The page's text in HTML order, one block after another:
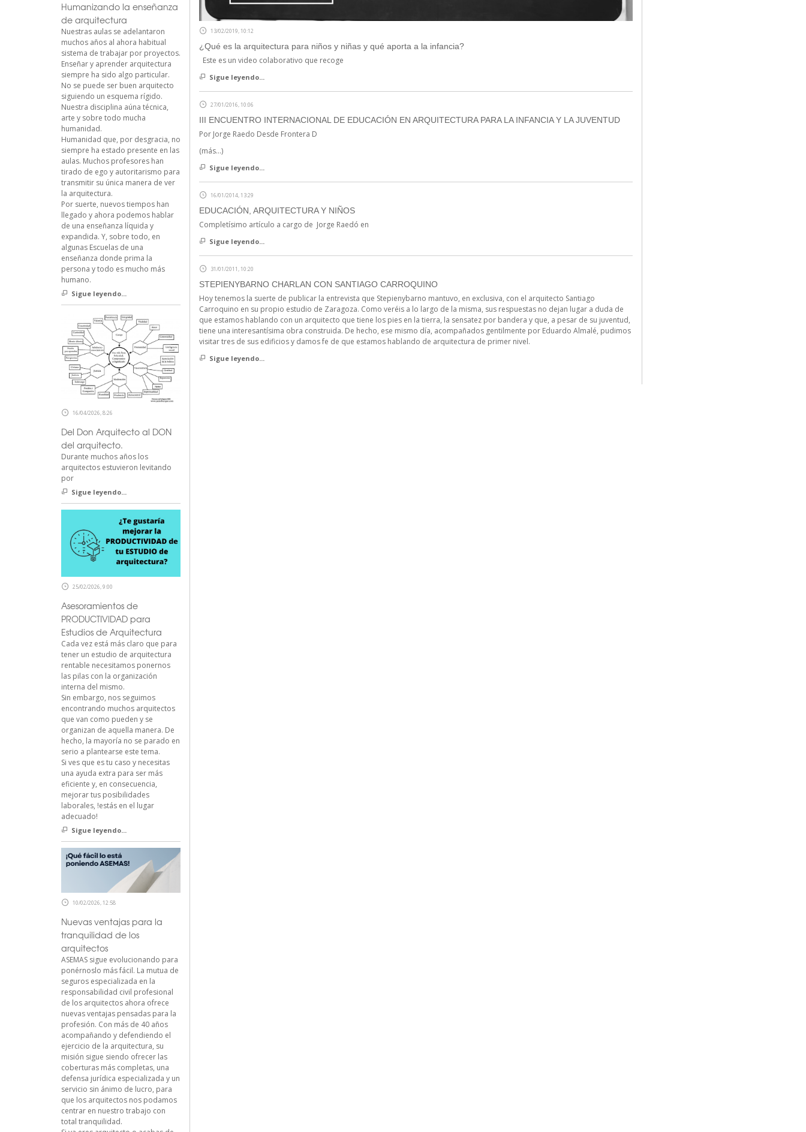
13/02/2019, 10:12
¿Qué es la arquitectura para niños y niñas y qué aporta a la infancia?
Este es un video colaborativo que recoge
Sigue leyendo...
27/01/2016, 10:06
III ENCUENTRO INTERNACIONAL DE EDUCACIÓN EN ARQUITECTURA PARA LA INFANCIA Y LA JUVENTUD
Por Jorge Raedo Desde Frontera D
(más…)
Sigue leyendo...
16/01/2014, 13:29
EDUCACIÓN, ARQUITECTURA Y NIÑOS
Completísimo artículo a cargo de Jorge Raedó en
Sigue leyendo...
31/01/2011, 10:20
STEPIENYBARNO CHARLAN CON SANTIAGO CARROQUINO
Hoy tenemos la suerte de publicar la entrevista que Stepienybarno mantuvo, en exclusiva, con el arquitecto Santiago
Carroquino en su propio estudio de Zaragoza. Como veréis a lo largo de la misma, sus respuestas no dejan lugar a duda de
que estamos hablando con un arquitecto que tiene los pies en la tierra, la sensatez por bandera y que, a pesar de su juventud,
tiene una interesantísima obra construida. De hecho, ese mismo día, acompañados gentilmente por Eduardo Almalé, pudimos
visitar tres de sus edificios y damos fe de que estamos hablando de arquitectura de primer nivel.
Sigue leyendo...
Humanizando la enseñanza
de arquitectura
Nuestras aulas se adelantaron
muchos años al ahora habitual
sistema de trabajar por proyectos.
Enseñar y aprender arquitectura
siempre ha sido algo particular.
No se puede ser buen arquitecto
siguiendo un esquema rígido.
Nuestra disciplina aúna técnica,
arte y sobre todo mucha
humanidad.
Humanidad que, por desgracia, no
siempre ha estado presente en las
aulas. Muchos profesores han
tirado de ego y autoritarismo para
transmitir su única manera de ver
la arquitectura.
Por suerte, nuevos tiempos han
llegado y ahora podemos hablar
de una enseñanza líquida y
expandida. Y, sobre todo, en
algunas Escuelas de una
enseñanza donde prima la
persona y todo es mucho más
humano.
Sigue leyendo...
16/04/2026, 8:26
Del Don Arquitecto al DON
del arquitecto.
Durante muchos años los
arquitectos estuvieron levitando
por
Sigue leyendo...
25/02/2026, 9:00
Asesoramientos de
PRODUCTIVIDAD para
Estudios de Arquitectura
Cada vez está más claro que para
tener un estudio de arquitectura
rentable necesitamos ponernos
las pilas con la organización
interna del mismo.
Sin embargo, nos seguimos
encontrando muchos arquitectos
que van como pueden y se
organizan de aquella manera. De
hecho, la mayoría no se parado en
serio a plantearse este tema.
Si ves que es tu caso y necesitas
una ayuda extra para ser más
eficiente y, en consecuencia,
mejorar tus posibilidades
laborales, !estás en el lugar
adecuado!
Sigue leyendo...
10/02/2026, 12:58
Nuevas ventajas para la
tranquilidad de los
arquitectos
ASEMAS sigue evolucionando para
ponérnoslo más fácil. La mutua de
seguros especializada en la
responsabilidad civil profesional
de los arquitectos ahora ofrece
nuevas ventajas pensadas para la
profesión. Con más de 40 años
acompañando y defendiendo el
ejercicio de la arquitectura, su
misión sigue siendo ofrecer las
coberturas más completas, una
defensa jurídica especializada y un
servicio sin ánimo de lucro, para
que los arquitectos nos podamos
centrar en nuestro trabajo con
total tranquilidad.